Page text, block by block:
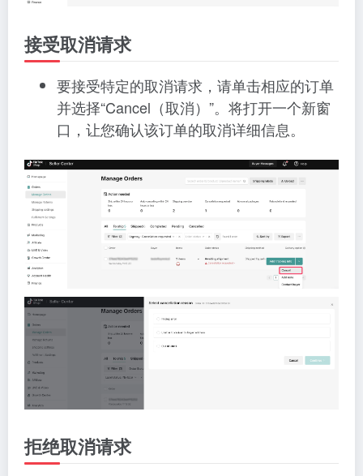
接受取消请求
要接受特定的取消请求，请单击相应的订单
并选择“Cancel（取消）”。将打开一个新窗
口，让您确认该订单的取消详细信息。
拒绝取消请求